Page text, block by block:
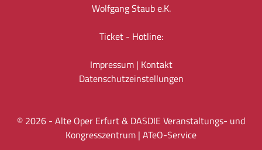
Wolfgang Staub e.K.
Ticket - Hotline:
Impressum| Kontakt
Datenschutz­einstellungen
© 2026 - Alte Oper Erfurt & DASDIE Veranstaltungs- und
Kongresszentrum | ATeO-Service